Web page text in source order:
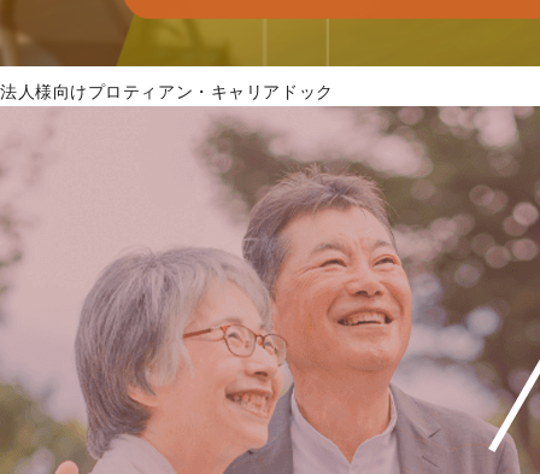
法人様向けプロティアン・キャリアドック